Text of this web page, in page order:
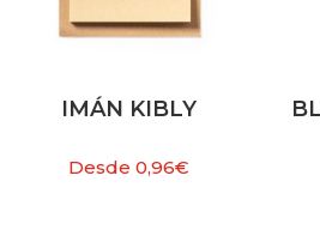
IMÁN KIBLY
Desde0,96€